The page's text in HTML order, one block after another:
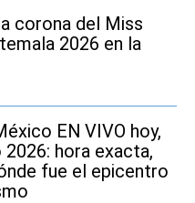
corona del Miss
2026 en la
EN VIVO hoy,
hora exacta,
fue el epicentro